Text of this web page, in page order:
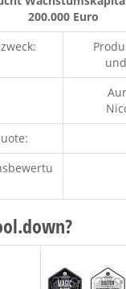
200.000 Euro